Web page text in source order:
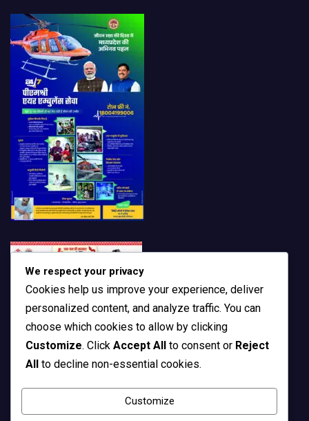
We respect your privacy
Cookies help us improve your experience, deliver
personalized content, and analyze traffic. You can
choose which cookies to allow by clicking
Customize. Click Accept All to consent or Reject
All to decline non-essential cookies.
Customize